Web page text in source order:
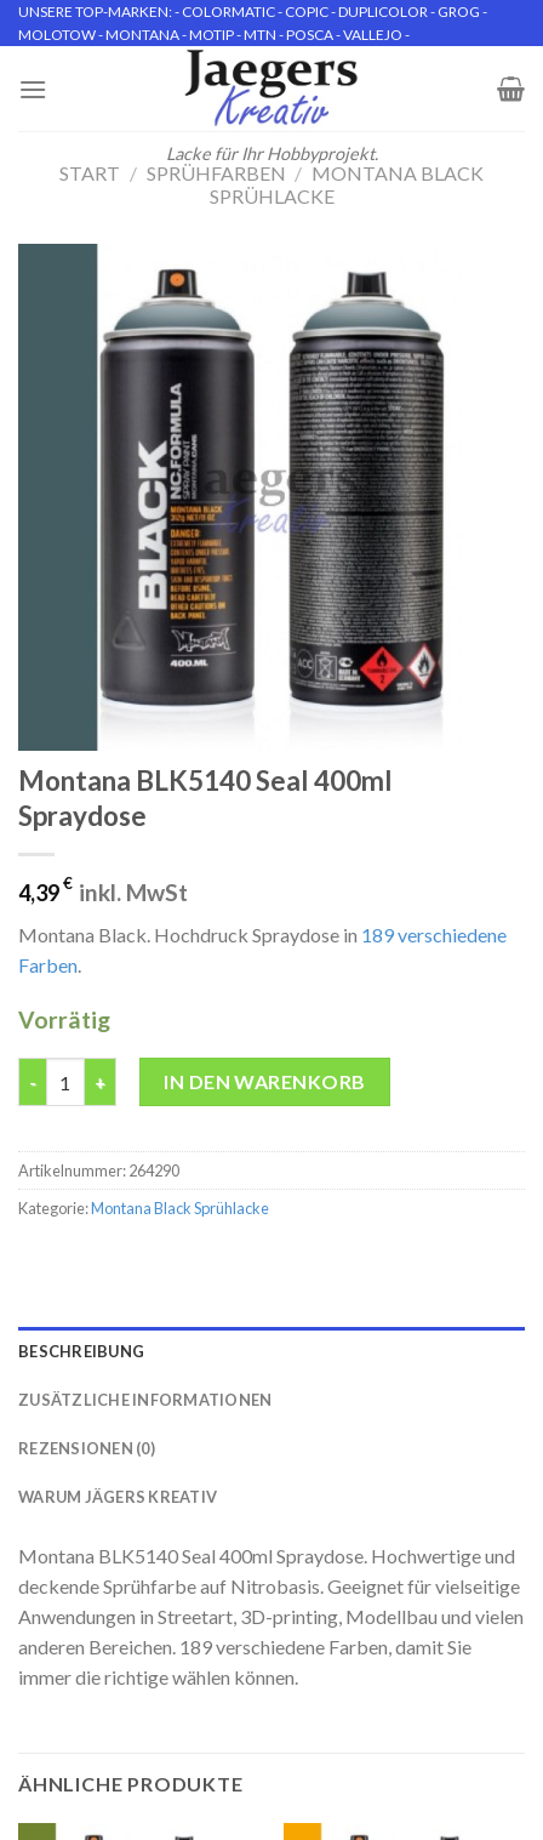
Skip
to
UNSERE TOP-MARKEN: - COLORMATIC - COPIC - DUPLICOLOR - GROG -
MOLOTOW - MONTANA - MOTIP - MTN - POSCA - VALLEJO -
Lacke für Ihr Hobbyprojekt.
START / SPRÜHFARBEN / MONTANA BLACK
SPRÜHLACKE
Montana BLK5140 Seal 400ml
Spraydose
4,39€ inkl. MwSt
Montana Black. Hochdruck Spraydose in 189 verschiedene
Farben.
Vorrätig
IN DEN WARENKORB
Artikelnummer:264290
Kategorie:Montana Black Sprühlacke
BESCHREIBUNG
ZUSÄTZLICHE INFORMATIONEN
REZENSIONEN (0)
WARUM JÄGERS KREATIV
Montana BLK5140 Seal 400ml Spraydose. Hochwertige und
deckende Sprühfarbe auf Nitrobasis. Geeignet für vielseitige
Anwendungen in Streetart, 3D-printing, Modellbau und vielen
anderen Bereichen. 189 verschiedene Farben, damit Sie
immer die richtige wählen können.
ÄHNLICHE PRODUKTE